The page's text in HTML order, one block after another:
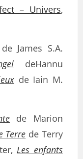
– Univers,
de James S.A.
deHannu
de Iain M.
de Marion
Terre de Terry
Les enfants